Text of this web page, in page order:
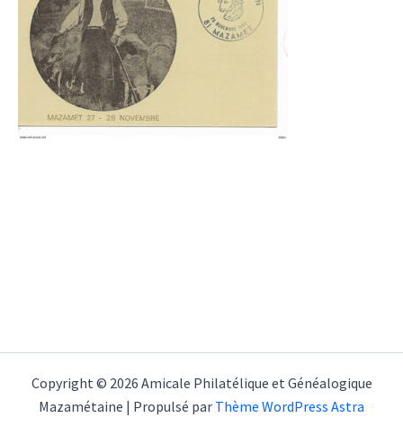
Copyright © 2026 Amicale Philatélique et Généalogique
Mazamétaine | Propulsé par Thème WordPress Astra